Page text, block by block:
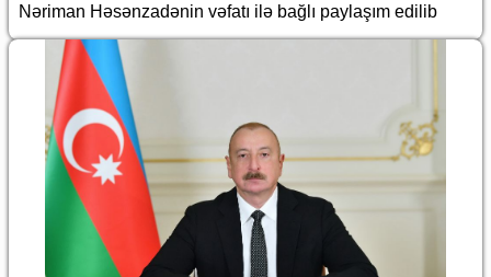
Nəriman Həsənzadənin vəfatı ilə bağlı paylaşım edilib